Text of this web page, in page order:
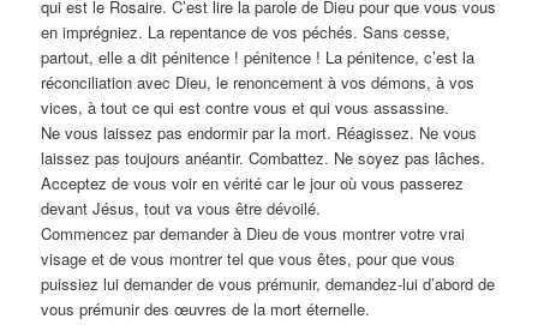
qui est le Rosaire. C’est lire la parole de Dieu pour que vous vous
en imprégniez. La repentance de vos péchés. Sans cesse,
partout, elle a dit pénitence ! pénitence ! La pénitence, c’est la
réconciliation avec Dieu, le renoncement à vos démons, à vos
vices, à tout ce qui est contre vous et qui vous assassine.
Ne vous laissez pas endormir par la mort. Réagissez. Ne vous
laissez pas toujours anéantir. Combattez. Ne soyez pas lâches.
Acceptez de vous voir en vérité car le jour où vous passerez
devant Jésus, tout va vous être dévoilé.
Commencez par demander à Dieu de vous montrer votre vrai
visage et de vous montrer tel que vous êtes, pour que vous
puissiez lui demander de vous prémunir, demandez-lui d’abord de
vous prémunir des œuvres de la mort éternelle.